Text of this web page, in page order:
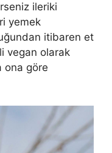
ileriki
yemek
itibaren et
vegan olarak
ona göre